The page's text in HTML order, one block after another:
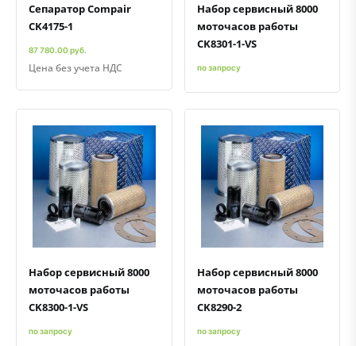
Сепаратор Compair
CK4175-1
87 780.00 руб.
Цена без учета НДС
Набор сервисный 8000
моточасов работы
CK8301-1-VS
по запросу
Быстрый просмотрДобавить к сравнению
Добавить в избранное
Набор сервисный 8000
моточасов работы
CK8300-1-VS
по запросу
Быстрый просмотрДобавить к сравнению
Добавить в избранное
Набор сервисный 8000
моточасов работы
CK8290-2
по запросу